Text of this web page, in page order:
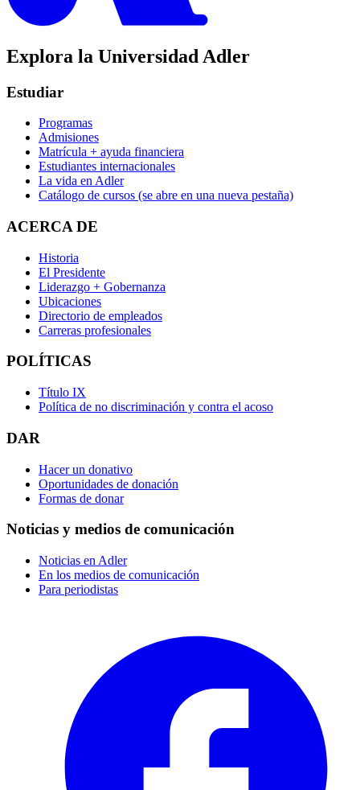
Explora la Universidad Adler
Estudiar
Programas
Admisiones
Matrícula + ayuda financiera
Estudiantes internacionales
La vida en Adler
Catálogo de cursos (se abre en una nueva pestaña)
ACERCA DE
Historia
El Presidente
Liderazgo + Gobernanza
Ubicaciones
Directorio de empleados
Carreras profesionales
POLÍTICAS
Título IX
Política de no discriminación y contra el acoso
DAR
Hacer un donativo
Oportunidades de donación
Formas de donar
Noticias y medios de comunicación
Noticias en Adler
En los medios de comunicación
Para periodistas